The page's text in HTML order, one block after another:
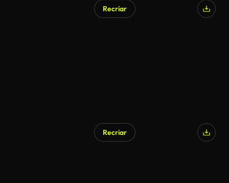
Recriar
Recriar